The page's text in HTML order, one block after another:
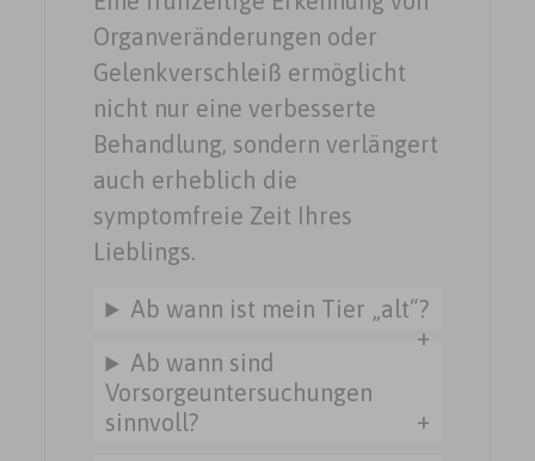
Organveränderungen oder
Gelenkverschleiß ermöglicht
nicht nur eine verbesserte
Behandlung, sondern verlängert
auch erheblich die
symptomfreie Zeit Ihres
Lieblings.
Ab wann ist mein Tier „alt“?
Ab wann sind
Vorsorgeuntersuchungen
sinnvoll?